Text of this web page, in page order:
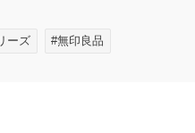
ーズ #無印良品